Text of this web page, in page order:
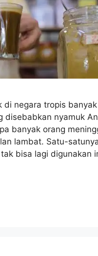
negara tropis
disebabkan nyamuk
banyak orang
lambat. Satu-
bisa lagi digunakan